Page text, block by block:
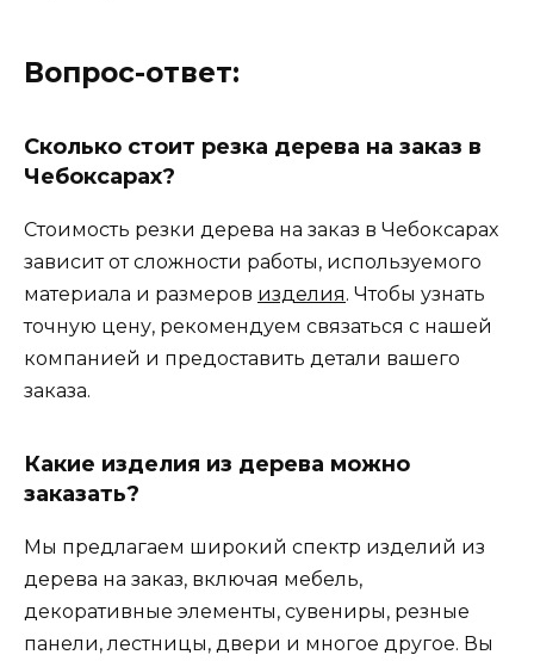
Вопрос-ответ:
Сколько стоит резка дерева на заказ в
Чебоксарах?
Стоимость резки дерева на заказ в Чебоксарах
зависит от сложности работы, используемого
материала и размеров изделия. Чтобы узнать
точную цену, рекомендуем связаться с нашей
компанией и предоставить детали вашего
заказа.
Какие изделия из дерева можно
заказать?
Мы предлагаем широкий спектр изделий из
дерева на заказ, включая мебель,
декоративные элементы, сувениры, резные
панели, лестницы, двери и многое другое. Вы